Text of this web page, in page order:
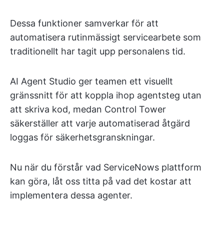
Dessa funktioner samverkar för att
automatisera rutinmässigt servicearbete som
traditionellt har tagit upp personalens tid.
AI Agent Studio ger teamen ett visuellt
gränssnitt för att koppla ihop agentsteg utan
att skriva kod, medan Control Tower
säkerställer att varje automatiserad åtgärd
loggas för säkerhetsgranskningar.
Nu när du förstår vad ServiceNows plattform
kan göra, låt oss titta på vad det kostar att
implementera dessa agenter.